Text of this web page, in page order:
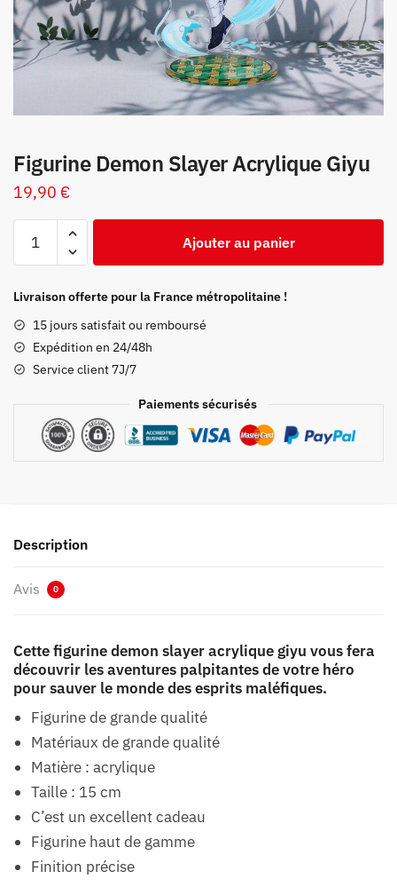
Figurine Demon Slayer Acrylique Giyu
19,90 €
Demon
Acrylique
Giyu
Ajouter au panier
Livraison offerte pour la France métropolitaine !
15 jours satisfait ou remboursé
Expédition en 24/48h
Service client 7J/7
Paiements sécurisés
Description
Avis 0
Cette figurine demon slayer acrylique giyu vous fera
découvrir les aventures palpitantes de votre héro
pour sauver le monde des esprits maléfiques.
Figurine de grande qualité
Matériaux de grande qualité
Matière : acrylique
Taille : 15 cm
C’est un excellent cadeau
Figurine haut de gamme
Finition précise